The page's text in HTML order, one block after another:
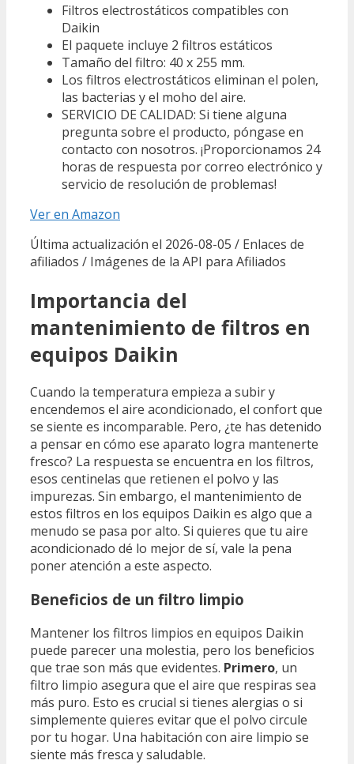
Filtros electrostáticos compatibles con
Daikin
El paquete incluye 2 filtros estáticos
Tamaño del filtro: 40 x 255 mm.
Los filtros electrostáticos eliminan el polen,
las bacterias y el moho del aire.
SERVICIO DE CALIDAD: Si tiene alguna
pregunta sobre el producto, póngase en
contacto con nosotros. ¡Proporcionamos 24
horas de respuesta por correo electrónico y
servicio de resolución de problemas!
Ver en Amazon
Última actualización el 2026-08-05 / Enlaces de
afiliados / Imágenes de la API para Afiliados
Importancia del
mantenimiento de filtros en
equipos Daikin
Cuando la temperatura empieza a subir y
encendemos el aire acondicionado, el confort que
se siente es incomparable. Pero, ¿te has detenido
a pensar en cómo ese aparato logra mantenerte
fresco? La respuesta se encuentra en los filtros,
esos centinelas que retienen el polvo y las
impurezas. Sin embargo, el mantenimiento de
estos filtros en los equipos Daikin es algo que a
menudo se pasa por alto. Si quieres que tu aire
acondicionado dé lo mejor de sí, vale la pena
poner atención a este aspecto.
Beneficios de un filtro limpio
Mantener los filtros limpios en equipos Daikin
puede parecer una molestia, pero los beneficios
que trae son más que evidentes. Primero, un
filtro limpio asegura que el aire que respiras sea
más puro. Esto es crucial si tienes alergias o si
simplemente quieres evitar que el polvo circule
por tu hogar. Una habitación con aire limpio se
siente más fresca y saludable.